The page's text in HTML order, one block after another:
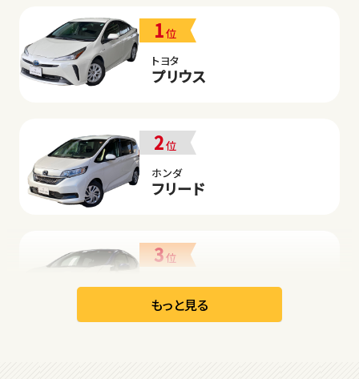
1位
トヨタ
プリウス
2位
ホンダ
フリード
3位
日産
リーフ
もっと見る